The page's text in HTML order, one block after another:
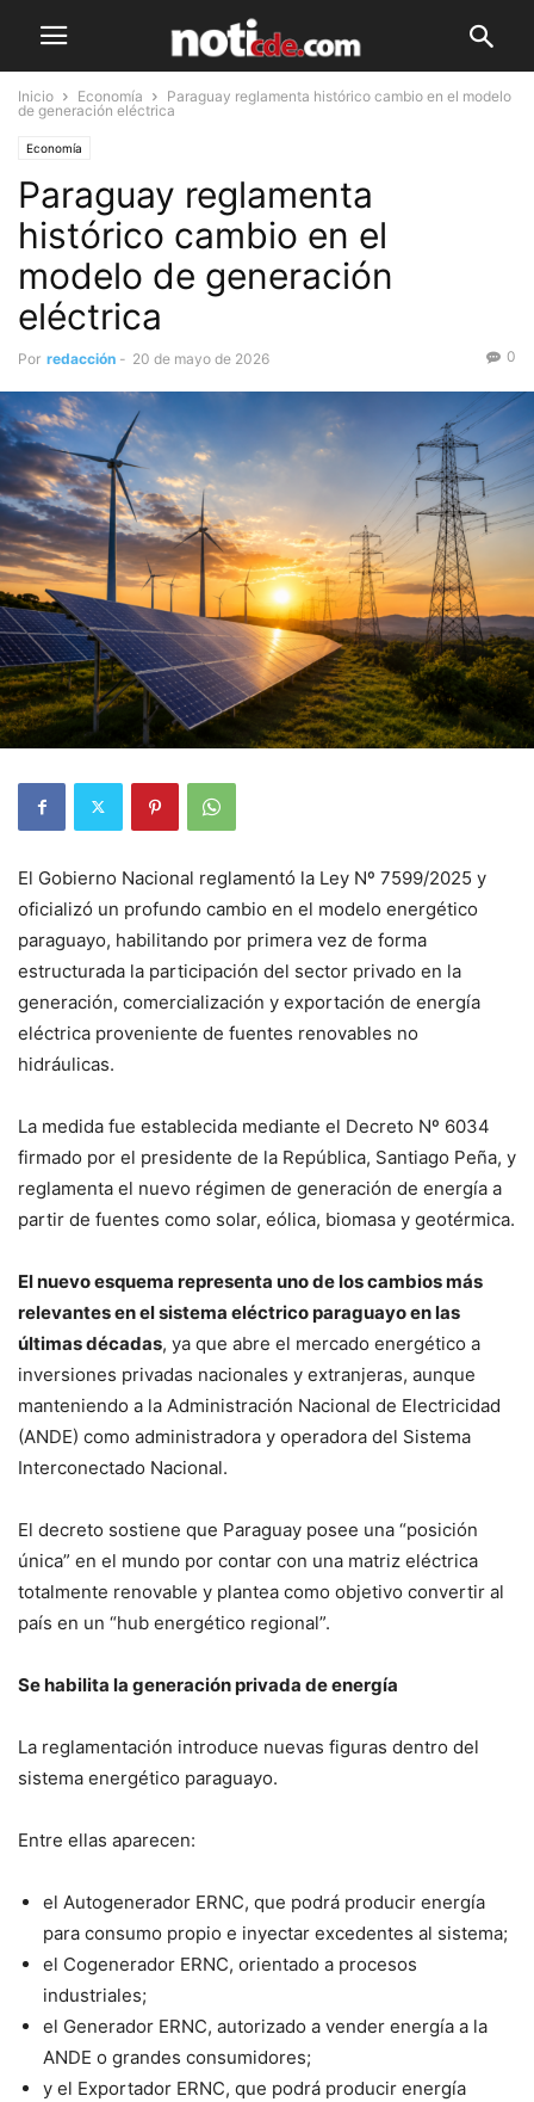
Inicio Economía
Paraguay reglamenta histórico cambio en el modelo
de generación eléctrica
Economía
Paraguay reglamenta
histórico cambio en el
modelo de generación
eléctrica
Por redacción - 20 de mayo de 2026 0
El Gobierno Nacional reglamentó la Ley Nº 7599/2025 y
oficializó un profundo cambio en el modelo energético
paraguayo, habilitando por primera vez de forma
estructurada la participación del sector privado en la
generación, comercialización y exportación de energía
eléctrica proveniente de fuentes renovables no
hidráulicas.
La medida fue establecida mediante el Decreto Nº 6034
firmado por el presidente de la República, Santiago Peña, y
reglamenta el nuevo régimen de generación de energía a
partir de fuentes como solar, eólica, biomasa y geotérmica.
El nuevo esquema representa uno de los cambios más
relevantes en el sistema eléctrico paraguayo en las
últimas décadas, ya que abre el mercado energético a
inversiones privadas nacionales y extranjeras, aunque
manteniendo a la Administración Nacional de Electricidad
(ANDE) como administradora y operadora del Sistema
Interconectado Nacional.
El decreto sostiene que Paraguay posee una “posición
única” en el mundo por contar con una matriz eléctrica
totalmente renovable y plantea como objetivo convertir al
país en un “hub energético regional”.
Se habilita la generación privada de energía
La reglamentación introduce nuevas figuras dentro del
sistema energético paraguayo.
Entre ellas aparecen:
el Autogenerador ERNC, que podrá producir energía
para consumo propio e inyectar excedentes al sistema;
el Cogenerador ERNC, orientado a procesos
industriales;
el Generador ERNC, autorizado a vender energía a la
ANDE o grandes consumidores;
y el Exportador ERNC, que podrá producir energía